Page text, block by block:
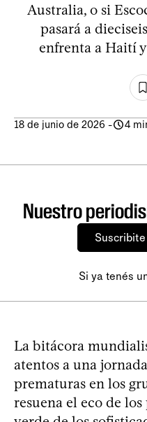
Australia, o si
pasará a
enfrenta a Haití
18 de junio de 2026 - 4
Nuestro
Si ya tenés
La bitácora
atentos a una
prematuras en los
resuena el eco de